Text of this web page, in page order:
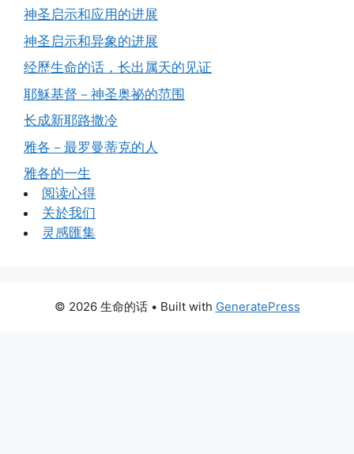
神圣启示和应用的进展
神圣启示和异象的进展
经歷生命的话，长出属天的见证
耶穌基督－神圣奥祕的范围
长成新耶路撒冷
雅各－最罗曼蒂克的人
雅各的一生
阅读心得
关於我们
灵感匯集
© 2026 生命的话• Built with GeneratePress